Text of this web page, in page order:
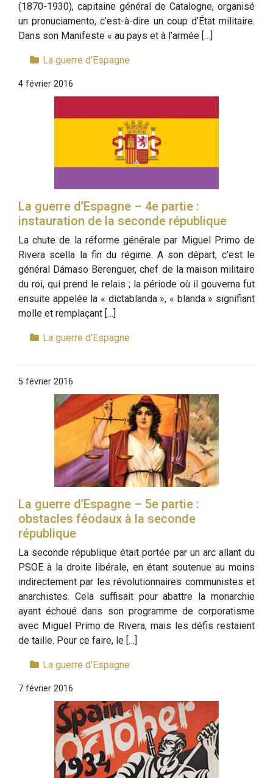
(1870-1930), capitaine général de Catalogne, organisé
un pronuciamento, c’est-à-dire un coup d’État militaire.
Dans son Manifeste « au pays et à l’armée […]
La guerre d'Espagne
4 février 2016
La guerre d’Espagne – 4e partie :
instauration de la seconde république
La chute de la réforme générale par Miguel Primo de
Rivera scella la fin du régime. A son départ, c’est le
général Dámaso Berenguer, chef de la maison militaire
du roi, qui prend le relais ; la période où il gouverna fut
ensuite appelée la « dictablanda », « blanda » signifiant
molle et remplaçant […]
La guerre d'Espagne
5 février 2016
La guerre d’Espagne – 5e partie :
obstacles féodaux à la seconde
république
La seconde république était portée par un arc allant du
PSOE à la droite libérale, en étant soutenue au moins
indirectement par les révolutionnaires communistes et
anarchistes. Cela suffisait pour abattre la monarchie
ayant échoué dans son programme de corporatisme
avec Miguel Primo de Rivera, mais les défis restaient
de taille. Pour ce faire, le […]
La guerre d'Espagne
7 février 2016